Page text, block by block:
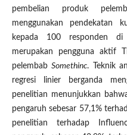
pembelian produk
menggunakan pendekatan
kepada 100 responden di
merupakan pengguna aktif
pelembabSomethinc. Teknik
regresi linier berganda
penelitian menunjukkan
pengaruh sebesar 57,1%
penelitian terhadap